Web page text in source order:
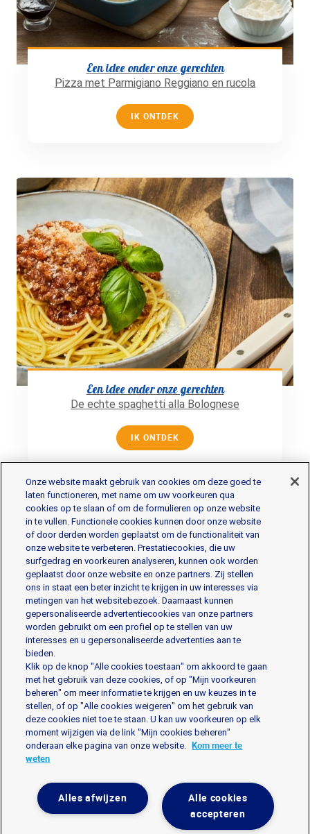
Een idee onder onze gerechten
Pizza met Parmigiano Reggiano en rucola
IK ONTDEK
Een idee onder onze gerechten
De echte spaghetti alla Bolognese
IK ONTDEK
De producten
Gorgonzola Mascarpone
Mozzarella
Parmezaanse kaas en Harde kazen
Ricotta
Professionale assortiment
Wettelijke Bepalingen Privacy
Cookie policy
Galbani
surFacebook
Galbani
surYoutube
Galbani
surInstagram
Contact
Onze website maakt gebruik van cookies om deze goed te
laten functioneren, met name om uw voorkeuren qua
cookies op te slaan of om de formulieren op onze website
in te vullen. Functionele cookies kunnen door onze website
of door derden worden geplaatst om de functionaliteit van
onze website te verbeteren. Prestatiecookies, die uw
surfgedrag en voorkeuren analyseren, kunnen ook worden
geplaatst door onze website en onze partners. Zij stellen
ons in staat een beter inzicht te krijgen in uw interesses via
metingen van het websitebezoek. Daarnaast kunnen
gepersonaliseerde advertentiecookies van onze partners
worden gebruikt om een profiel op te stellen van uw
interesses en u gepersonaliseerde advertenties aan te
bieden.
Klik op de knop "Alle cookies toestaan" om akkoord te gaan
met het gebruik van deze cookies, of op "Mijn voorkeuren
beheren" om meer informatie te krijgen en uw keuzes in te
stellen, of op "Alle cookies weigeren" om het gebruik van
deze cookies niet toe te staan. U kan uw voorkeuren op elk
moment wijzigen via de link "Mijn cookies beheren"
onderaan elke pagina van onze website.
Kom meer te
weten
Alle cookies
accepteren
Alles afwijzen